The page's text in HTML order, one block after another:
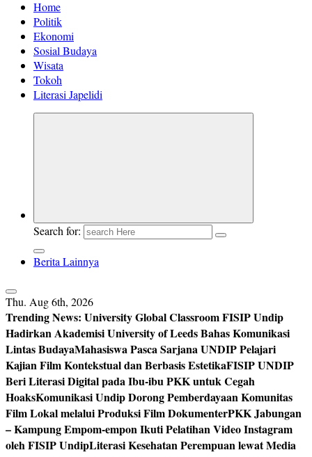
Home
Politik
Ekonomi
Sosial Budaya
Wisata
Tokoh
Literasi Japelidi
Search for:
Berita Lainnya
Thu. Aug 6th, 2026
Trending News: University Global Classroom FISIP Undip
Hadirkan Akademisi University of Leeds Bahas Komunikasi
Lintas BudayaMahasiswa Pasca Sarjana UNDIP Pelajari
Kajian Film Kontekstual dan Berbasis EstetikaFISIP UNDIP
Beri Literasi Digital pada Ibu-ibu PKK untuk Cegah
HoaksKomunikasi Undip Dorong Pemberdayaan Komunitas
Film Lokal melalui Produksi Film DokumenterPKK Jabungan
– Kampung Empom-empon Ikuti Pelatihan Video Instagram
oleh FISIP UndipLiterasi Kesehatan Perempuan lewat Media